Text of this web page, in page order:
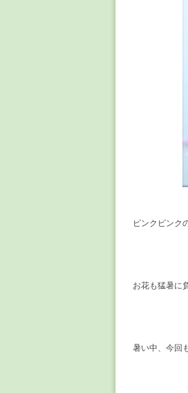
ピンクピンク
お花も猛暑に
暑い中、今回